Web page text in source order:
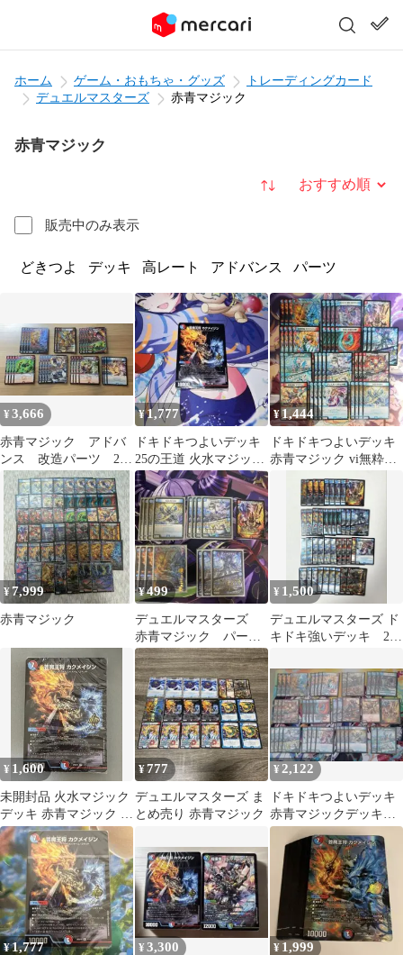
ホーム ゲーム・おもちゃ・グッズ
トレーディングカード
デュエルマスターズ
赤青マジック
赤青マジック
販売中のみ表示
並び替え
どきつよ デッキ 高レート アドバンス パーツ
¥3,666
赤青マジック アドバ
ンス 改造パーツ 25
枚
¥1,777
ドキドキつよいデッキ
25の王道 火水マジック
赤青マジック
¥1,444
ドキドキつよいデッキ
赤青マジック vi無粋抜
¥ 7,999
赤青マジック
¥499
デュエルマスターズ
赤青マジック パーツ
芸魔王将カクメイジ
ン ボン・キゴマイム
¥ 1,500
デュエルマスターズ ド
キドキ強いデッキ 25
ク 二重スリーブ
¥ 1,600
未開封品 火水マジック
デッキ 赤青マジック ド
キドキつよいデッキ 25
の王道
¥777
デュエルマスターズ ま
とめ売り 赤青マジック
¥2,122
ドキドキつよいデッキ
赤青マジックデッキ
火水マジック スリー
ブ付き
¥1,777 ¥3,300 ¥ 1,999